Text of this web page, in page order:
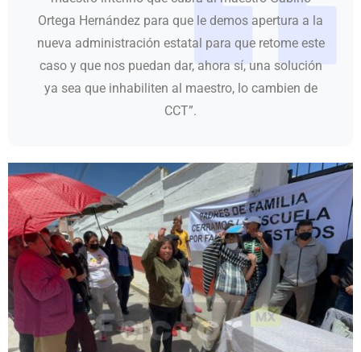
Ortega Hernández para que le demos apertura a la
nueva administración estatal para que retome este
caso y que nos puedan dar, ahora sí, una solución
ya sea que inhabiliten al maestro, lo cambien de
CCT”.